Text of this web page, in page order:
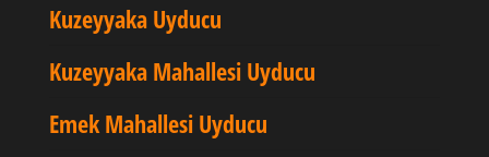
Kuzeyyaka Uyducu
Kuzeyyaka Mahallesi Uyducu
Emek Mahallesi Uyducu